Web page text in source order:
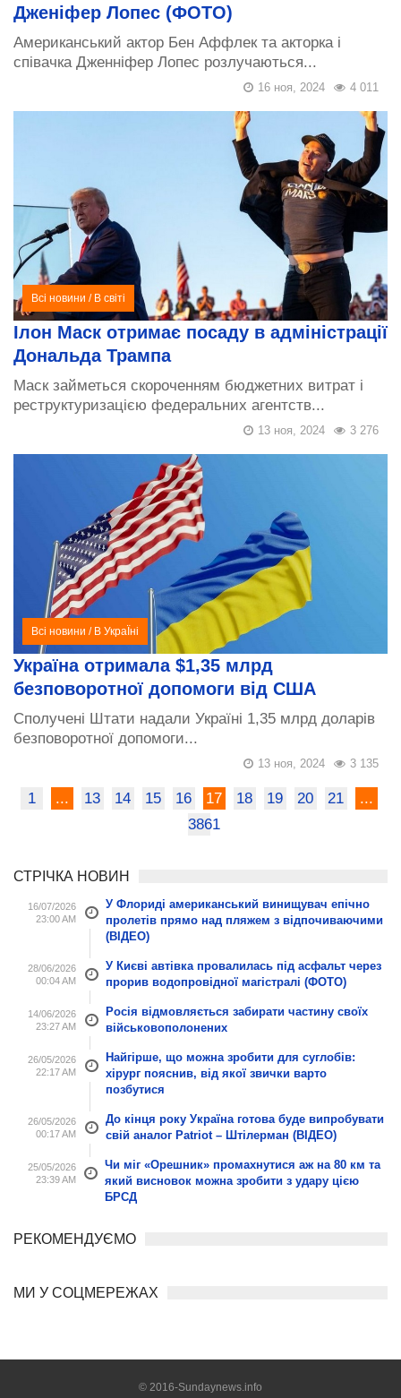
Дженіфер Лопес (ФОТО)
Американський актор Бен Аффлек та акторка і
співачка Дженніфер Лопес розлучаються...
4 011
16 ноя, 2024
Всі новини / В світі
Ілон Маск отримає посаду в адміністрації
Дональда Трампа
Маск займеться скороченням бюджетних витрат і
реструктуризацією федеральних агентств...
3 276
13 ноя, 2024
Всі новини / В УкраЇні
Україна отримала $1,35 млрд
безповоротної допомоги від США
Сполучені Штати надали Україні 1,35 млрд доларів
безповоротної допомоги...
3 135
13 ноя, 2024
1 ... 13 14 15 16 17 18 19 20 21
...
3861
СТРІЧКА НОВИН
16/07/2026
23:00 AM
У Флориді американський винищувач епічно
пролетів прямо над пляжем з відпочиваючими
(ВІДЕО)
28/06/2026
00:04 AM
У Києві автівка провалилась під асфальт через
прорив водопровідної магістралі (ФОТО)
14/06/2026
23:27 AM
Росія відмовляється забирати частину своїх
військовополонених
26/05/2026
22:17 AM
Найгірше, що можна зробити для суглобів:
хірург пояснив, від якої звички варто
позбутися
26/05/2026
00:17 AM
До кінця року Україна готова буде випробувати
свій аналог Patriot – Штілерман (ВІДЕО)
25/05/2026
23:39 AM
Чи міг «Орешник» промахнутися аж на 80 км та
який висновок можна зробити з удару цією
БРСД
РЕКОМЕНДУЄМО
МИ У СОЦМЕРЕЖАХ
© 2016-Sundaynews.info